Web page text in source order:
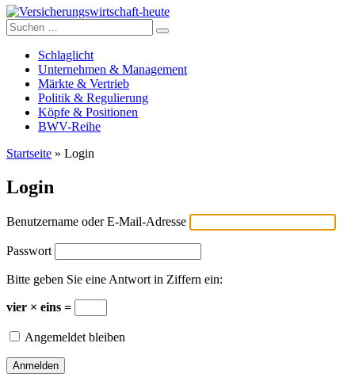
Versicherungswirtschaft-heute
Suche
nach:
Schlaglicht
Unternehmen & Management
Märkte & Vertrieb
Politik & Regulierung
Köpfe & Positionen
BWV-Reihe
Startseite » Login
Login
Benutzername oder E-Mail-Adresse
Passwort
Bitte geben Sie eine Antwort in Ziffern ein:
vier × eins =
Angemeldet bleiben